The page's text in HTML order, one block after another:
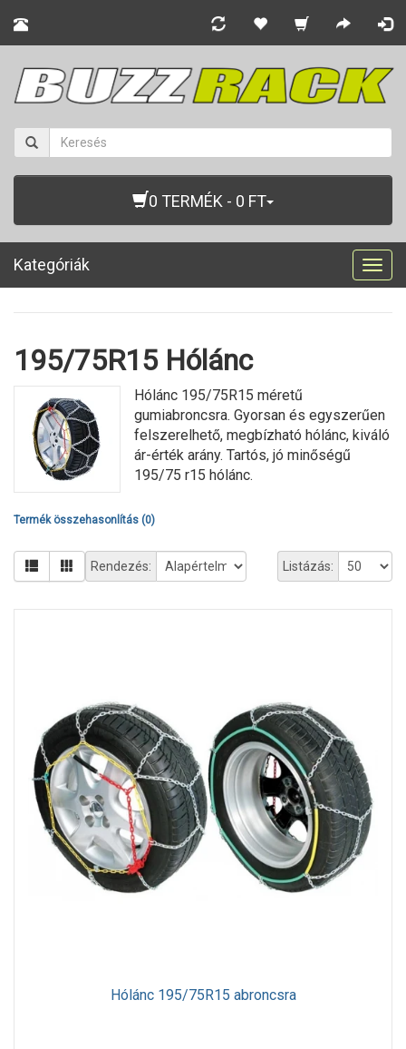
0 TERMÉK - 0 FT
Kategóriák
195/75R15 Hólánc
Hólánc 195/75R15 méretű
gumiabroncsra. Gyorsan és egyszerűen
felszerelhető, megbízható hólánc, kiváló
ár-érték arány. Tartós, jó minőségű
195/75 r15 hólánc.
Termék összehasonlítás (0)
Listázás:
Rendezés:
Hólánc 195/75R15 abroncsra